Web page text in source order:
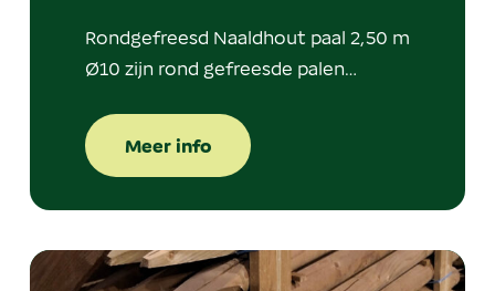
Rondgefreesd Naaldhout paal 2,50 m
Ø10 zijn rond gefreesde palen…
Meer info